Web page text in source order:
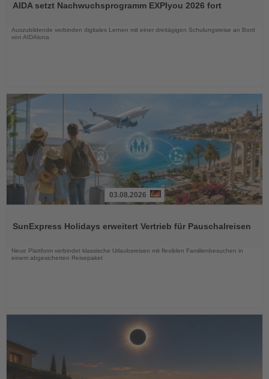
die
AIDA setzt Nachwuchsprogramm EXPIyou 2026 fort
Auszubildende verbinden digitales Lernen mit einer dreitägigen Schulungsreise an Bord
von AIDAluna
die
03.08.2026
SunExpress Holidays erweitert Vertrieb für Pauschalreisen
Neue Plattform verbindet klassische Urlaubsreisen mit flexiblen Familienbesuchen in
einem abgesicherten Reisepaket